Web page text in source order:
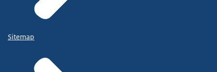
Sitemap